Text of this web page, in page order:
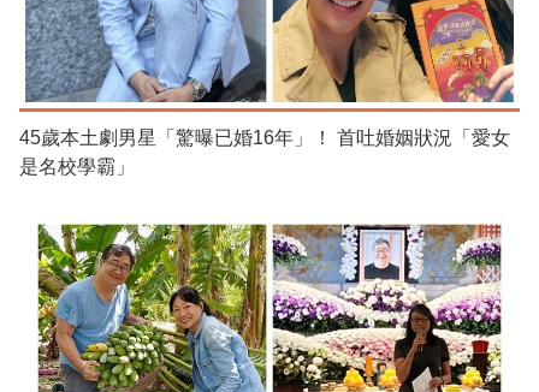
45歲本土劇男星「驚曝已婚16年」！ 首吐婚姻狀況「愛女
是名校學霸」